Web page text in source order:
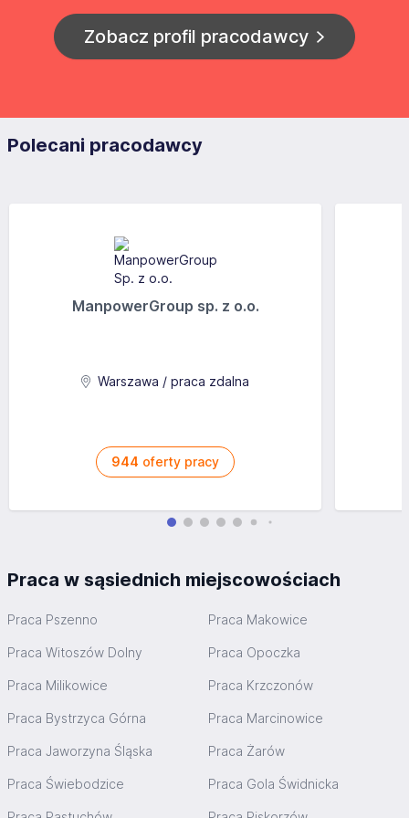
Zobacz profil pracodawcy
Polecani pracodawcy
ManpowerGroup sp. z o.o.
Warszawa / praca zdalna
944 oferty pracy
Praca w sąsiednich miejscowościach
Praca Pszenno Praca Makowice
Praca Witoszów Dolny Praca Opoczka
Praca Milikowice Praca Krzczonów
Praca Bystrzyca Górna Praca Marcinowice
Praca Jaworzyna Śląska Praca Żarów
Praca Świebodzice Praca Gola Świdnicka